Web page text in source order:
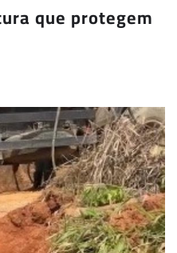
que protegem